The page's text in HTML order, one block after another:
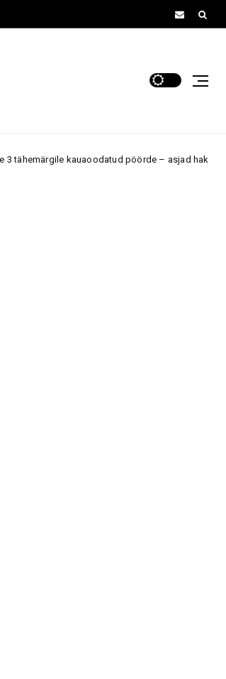
kauaoodatud pöörde – asjad hakkavad lõpuks